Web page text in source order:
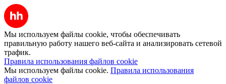
Мы используем файлы cookie, чтобы обеспечивать
правильную работу нашего веб-сайта и анализировать сетевой
трафик.
Правила использования файлов cookie
Мы используем файлы cookie. Правила использования
файлов cookie